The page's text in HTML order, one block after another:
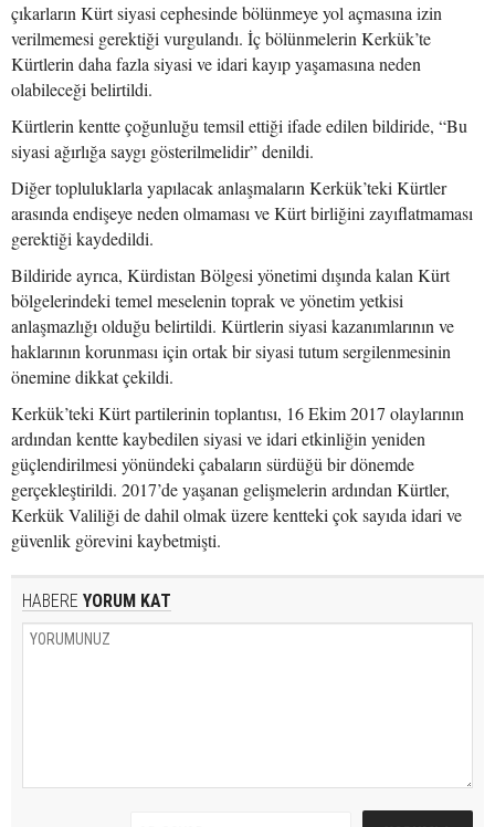
çıkarların Kürt siyasi cephesinde bölünmeye yol açmasına izin
verilmemesi gerektiği vurgulandı. İç bölünmelerin Kerkük’te
Kürtlerin daha fazla siyasi ve idari kayıp yaşamasına neden
olabileceği belirtildi.
Kürtlerin kentte çoğunluğu temsil ettiği ifade edilen bildiride, “Bu
siyasi ağırlığa saygı gösterilmelidir” denildi.
Diğer topluluklarla yapılacak anlaşmaların Kerkük’teki Kürtler
arasında endişeye neden olmaması ve Kürt birliğini zayıflatmaması
gerektiği kaydedildi.
Bildiride ayrıca, Kürdistan Bölgesi yönetimi dışında kalan Kürt
bölgelerindeki temel meselenin toprak ve yönetim yetkisi
anlaşmazlığı olduğu belirtildi. Kürtlerin siyasi kazanımlarının ve
haklarının korunması için ortak bir siyasi tutum sergilenmesinin
önemine dikkat çekildi.
Kerkük’teki Kürt partilerinin toplantısı, 16 Ekim 2017 olaylarının
ardından kentte kaybedilen siyasi ve idari etkinliğin yeniden
güçlendirilmesi yönündeki çabaların sürdüğü bir dönemde
gerçekleştirildi. 2017’de yaşanan gelişmelerin ardından Kürtler,
Kerkük Valiliği de dahil olmak üzere kentteki çok sayıda idari ve
güvenlik görevini kaybetmişti.
HABERE YORUM KAT